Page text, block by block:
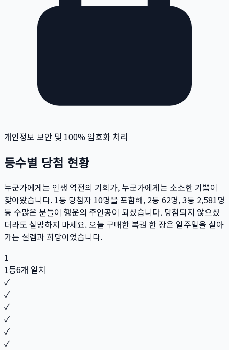
개인정보 보안 및 100% 암호화 처리
등수별 당첨 현황
누군가에게는 인생 역전의 기회가, 누군가에게는 소소한 기쁨이
찾아왔습니다. 1등 당첨자 10명을 포함해, 2등 62명, 3등 2,581명
등 수많은 분들이 행운의 주인공이 되셨습니다. 당첨되지 않으셨
더라도 실망하지 마세요. 오늘 구매한 복권 한 장은 일주일을 살아
가는 설렘과 희망이었습니다.
1
1등6개 일치
✓
✓
✓
✓
✓
✓